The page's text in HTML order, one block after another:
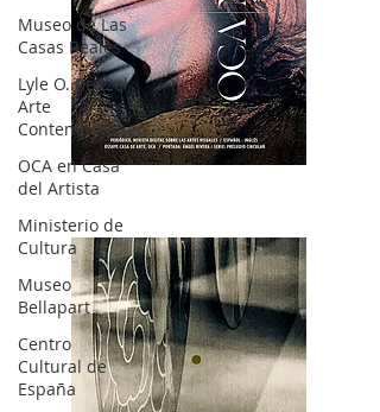
Museo de Las
Casas Reales
Lyle O. Reitzel
Arte
Contemporáneo
OCA en Casa
del Artista
Ministerio de
Cultura
Museo
Bellapart
Centro
Cultural de
España
OCA|News 28 / Julio-Agosto-Septiembre, 2023